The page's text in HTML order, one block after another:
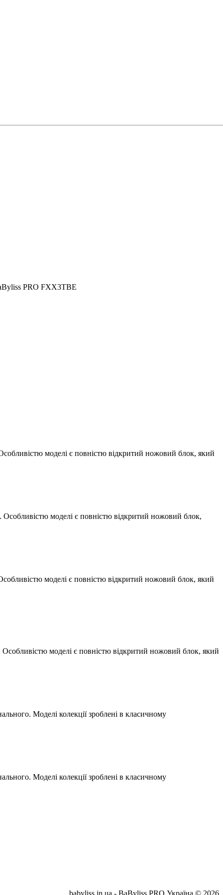
PRO FXX3TBE
моделі є повністю відкритий ножовий блок, який
моделі є повністю відкритий ножовий блок,
моделі є повністю відкритий ножовий блок, який
моделі є повністю відкритий ножовий блок, який
Моделі колекції зроблені в класичному
Моделі колекції зроблені в класичному
babyliss.in.ua - BaByliss PRO Україна © 2026